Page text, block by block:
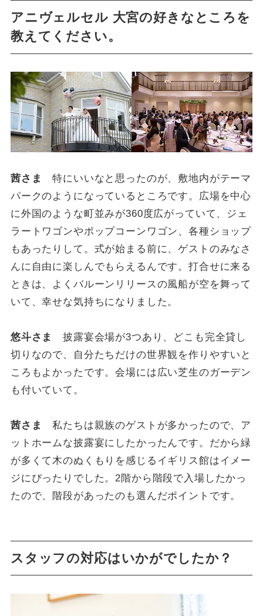
アニヴェルセル 大宮の好きなところを
教えてください。
茜さま
特にいいなと思ったのが、敷地内がテーマ
パークのようになっているところです。広場を中心
に外国のような町並みが360度広がっていて、ジェ
ラートワゴンやポップコーンワゴン、各種ショップ
もあったりして。式が始まる前に、ゲストのみなさ
んに自由に楽しんでもらえるんです。打合せに来る
ときは、よくバルーンリリースの風船が空を舞って
いて、幸せな気持ちになりました。
悠斗さま
披露宴会場が3つあり、どこも完全貸し
切りなので、自分たちだけの世界観を作りやすいと
ころもよかったです。会場には広い芝生のガーデン
も付いていて。
茜さま
私たちは親族のゲストが多かったので、ア
ットホームな披露宴にしたかったんです。だから緑
が多くて木のぬくもりを感じるイギリス館はイメー
ジにぴったりでした。2階から階段で入場したかっ
たので、階段があったのも選んだポイントです。
スタッフの対応はいかがでしたか？